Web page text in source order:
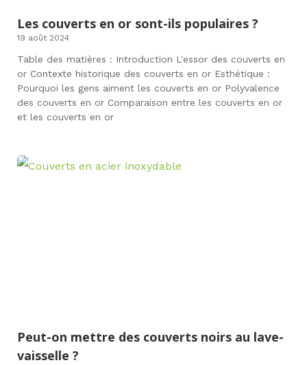
Les couverts en or sont-ils populaires ?
19 août 2024
Table des matières : Introduction L'essor des couverts en
or Contexte historique des couverts en or Esthétique :
Pourquoi les gens aiment les couverts en or Polyvalence
des couverts en or Comparaison entre les couverts en or
et les couverts en or
Peut-on mettre des couverts noirs au lave-
vaisselle ?